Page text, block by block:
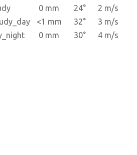
0 mm 24°
2 m/s
<1 mm 32°
3 m/s
0 mm 30° 4 m/s